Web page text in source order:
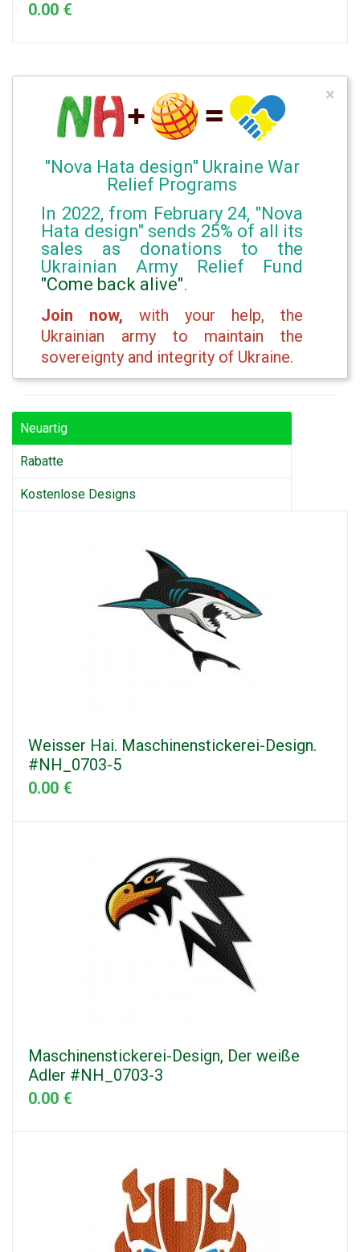
0.00 €
"Nova Hata design" Ukraine War
Relief Programs
In 2022, from February 24, "Nova
Hata design" sends 25% of all its
sales as donations to the
Ukrainian Army Relief Fund
"Come back alive".
Join now, with your help, the
Ukrainian army to maintain the
sovereignty and integrity of Ukraine.
×
Neuartig
Rabatte
Kostenlose Designs
Weisser Hai. Maschinenstickerei-Design.
#NH_0703-5
0.00 €
Maschinenstickerei-Design, Der weiße
Adler #NH_0703-3
0.00 €